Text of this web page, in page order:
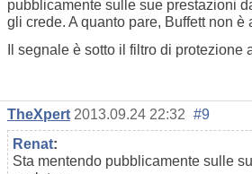
pubblicamente sulle sue prestazioni
gli crede. A quanto pare, Buffett non è
Il segnale è sotto il filtro di protezione
TheXpert 2013.09.24 22:32 #9
Renat:
Sta mentendo pubblicamente sulle